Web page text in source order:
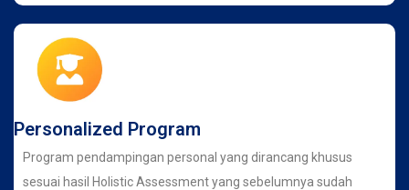
Personalized Program
Program pendampingan personal yang dirancang khusus
sesuai hasil Holistic Assessment yang sebelumnya sudah